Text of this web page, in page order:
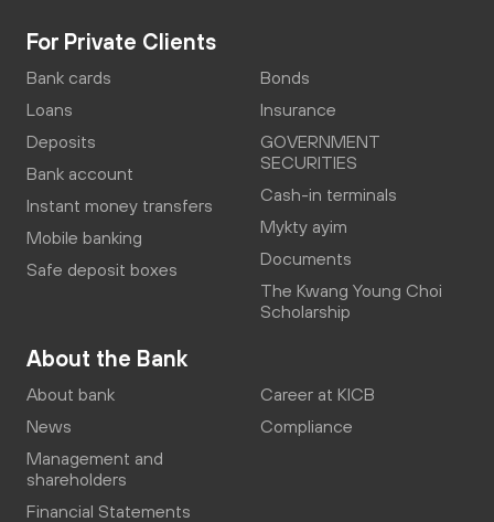
For Private Clients
Bank cards
Loans
Deposits
Bank account
Instant money transfers
Mobile banking
Safe deposit boxes
Bonds
Insurance
GOVERNMENT
SECURITIES
Cash-in terminals
Mykty ayim
Documents
The Kwang Young Choi
Scholarship
About the Bank
About bank
News
Management and
shareholders
Financial Statements
Career at KICB
Compliance